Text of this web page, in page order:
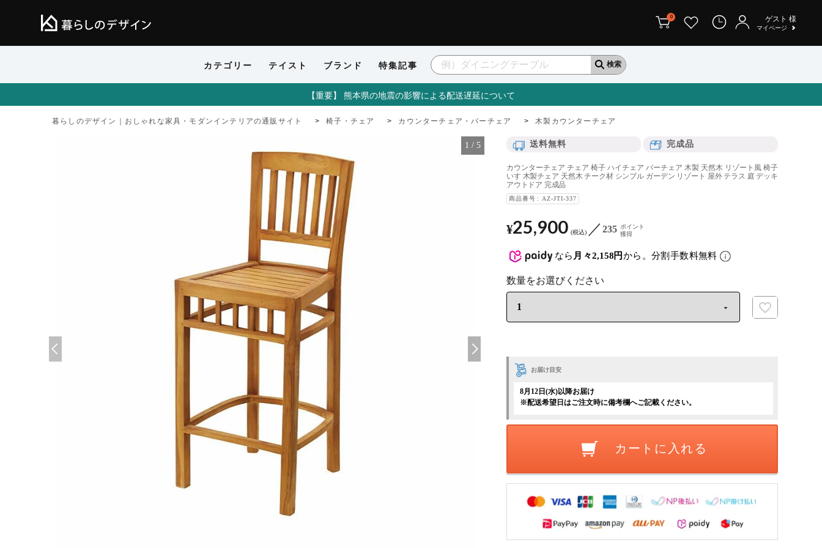
カテゴリー テイスト ブランド 特集記事
0 ゲスト 様
マイページ
【重要】 熊本県の地震の影響による配送遅延について
暮らしのデザイン｜おしゃれな家具・モダンインテリアの通販サイト 椅子・チェア カウンターチェア・バーチェア 木製カウンターチェア
1 / 5 送料無料 完成品
カウンターチェア チェア 椅子 ハイチェア バーチェア 木製 天然木 リゾート風 椅子
いす 木製チェア 天然木 チーク材 シンプル ガーデン リゾート 屋外 テラス 庭 デッキ
アウトドア 完成品
商品番号 AZ-JTI-337
なら 月々2,158円から。分割手数料無料
¥25,900 税込 235 ポイント
獲得
お届け目安
8月12日(水)以降お届け
※配送希望日はご注文時に備考欄へご記載ください。
カートに入れる